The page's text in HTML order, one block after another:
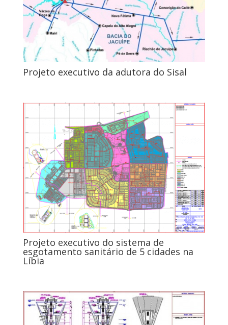
Projeto executivo da adutora do Sisal
Projeto executivo do sistema de
esgotamento sanitário de 5 cidades na
Líbia